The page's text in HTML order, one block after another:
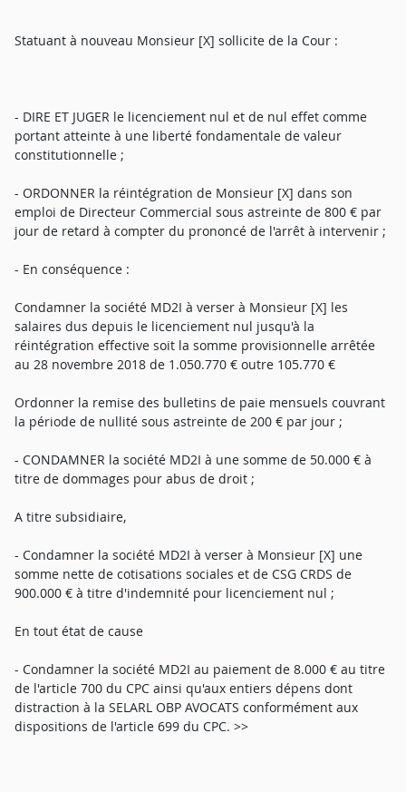
Statuant à nouveau Monsieur [X] sollicite de la Cour :
- DIRE ET JUGER le licenciement nul et de nul effet comme
portant atteinte à une liberté fondamentale de valeur
constitutionnelle ;
- ORDONNER la réintégration de Monsieur [X] dans son
emploi de Directeur Commercial sous astreinte de 800 € par
jour de retard à compter du prononcé de l'arrêt à intervenir ;
- En conséquence :
Condamner la société MD2I à verser à Monsieur [X] les
salaires dus depuis le licenciement nul jusqu'à la
réintégration effective soit la somme provisionnelle arrêtée
au 28 novembre 2018 de 1.050.770 € outre 105.770 €
Ordonner la remise des bulletins de paie mensuels couvrant
la période de nullité sous astreinte de 200 € par jour ;
- CONDAMNER la société MD2I à une somme de 50.000 € à
titre de dommages pour abus de droit ;
A titre subsidiaire,
- Condamner la société MD2I à verser à Monsieur [X] une
somme nette de cotisations sociales et de CSG CRDS de
900.000 € à titre d'indemnité pour licenciement nul ;
En tout état de cause
- Condamner la société MD2I au paiement de 8.000 € au titre
de l'article 700 du CPC ainsi qu'aux entiers dépens dont
distraction à la SELARL OBP AVOCATS conformément aux
dispositions de l'article 699 du CPC. >>